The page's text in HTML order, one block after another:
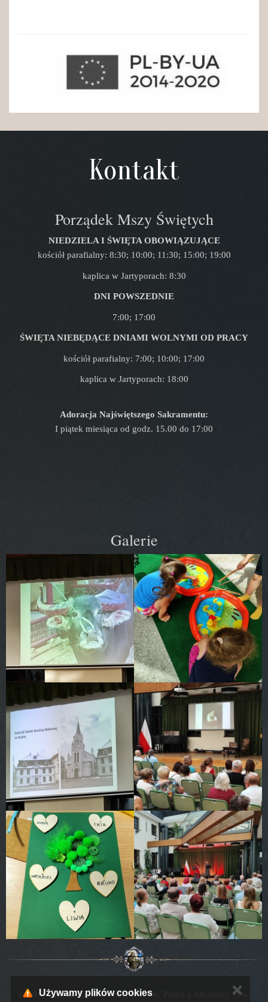
Kontakt
Porządek Mszy Świętych
NIEDZIELA I ŚWIĘTA OBOWIĄZUJĄCE
kościół parafialny: 8:30; 10:00; 11:30; 15:00; 19:00
kaplica w Jartyporach: 8:30
DNI POWSZEDNIE
7:00; 17:00
ŚWIĘTA NIEBĘDĄCE DNIAMI WOLNYMI OD PRACY
kościół parafialny: 7:00; 10:00; 17:00
kaplica w Jartyporach: 18:00
Adoracja Najświętszego Sakramentu:
I piątek miesiąca od godz. 15.00 do 17:00
Galerie
© 2016 Parafia Rzymskokatolicka św. Piotra z Alkantary i św.
Używamy plików cookies ✕